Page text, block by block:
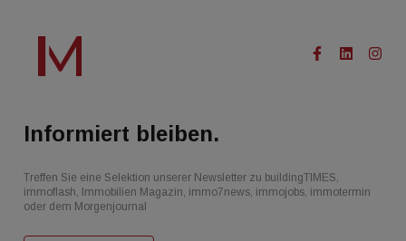
Informiert bleiben.
Treffen Sie eine Selektion unserer Newsletter zu buildingTIMES,
immoflash, Immobilien Magazin, immo7news, immojobs, immotermin
oder dem Morgenjournal